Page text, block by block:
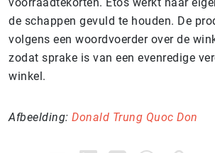
de schappen gevuld te houden. De
volgens een woordvoerder over de
zodat sprake is van een evenredige
winkel.
Afbeelding: Donald Trung Quoc Don